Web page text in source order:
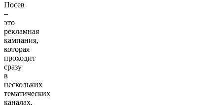
Посев
–
это
рекламная
кампания,
которая
проходит
сразу
в
нескольких
тематических
каналах.